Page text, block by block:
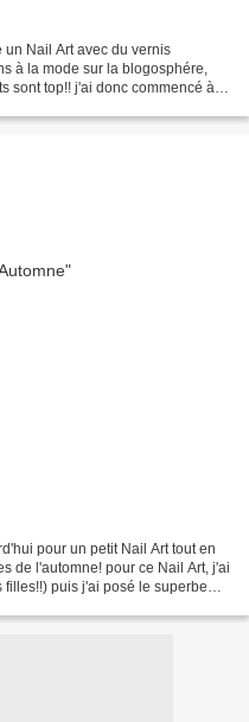
Nail Art avec du vernis
à la mode sur la blogosphére,
sont top!! j'ai donc commencé à
pour un petit Nail Art tout en
de l'automne! pour ce Nail Art, j'ai
puis j'ai posé le superbe